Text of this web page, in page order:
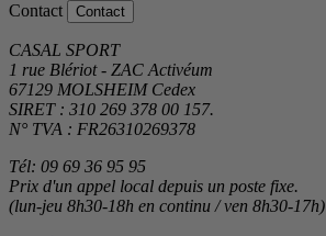
Contact Contact
CASAL SPORT
1 rue Blériot - ZAC Activéum
67129 MOLSHEIM Cedex
SIRET : 310 269 378 00 157.
N° TVA : FR26310269378
Tél: 09 69 36 95 95
Prix d'un appel local depuis un poste fixe.
(lun-jeu 8h30-18h en continu / ven 8h30-17h)